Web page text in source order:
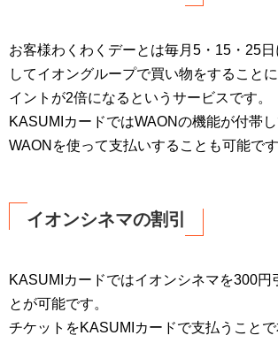
お客様わくわくデーとは毎月5・15・25日
してイオングループで買い物をすること
イントが2倍になるというサービスです。
KASUMIカードではWAONの機能が付帯し
WAONを使って支払いすることも可能です
イオンシネマの割引
KASUMIカードではイオンシネマを300円
とが可能です。
チケットをKASUMIカードで支払うこと